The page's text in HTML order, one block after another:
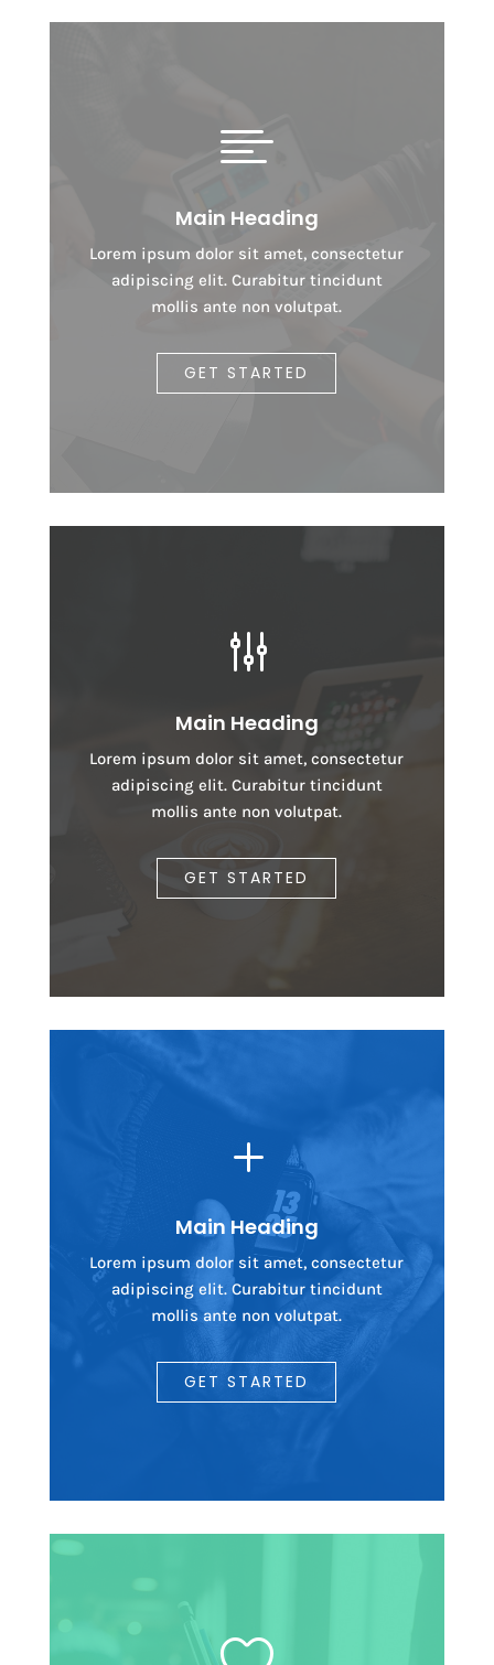

Main Heading
Lorem ipsum dolor sit amet, consectetur
adipiscing elit. Curabitur tincidunt
mollis ante non volutpat.
GET STARTED
g
Main Heading
Lorem ipsum dolor sit amet, consectetur
adipiscing elit. Curabitur tincidunt
mollis ante non volutpat.
GET STARTED
L
Main Heading
Lorem ipsum dolor sit amet, consectetur
adipiscing elit. Curabitur tincidunt
mollis ante non volutpat.
GET STARTED